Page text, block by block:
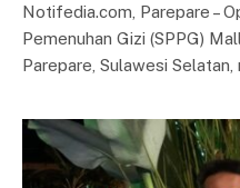
Notifedia.com, Parepare –
Pemenuhan Gizi (SPPG)
Parepare, Sulawesi